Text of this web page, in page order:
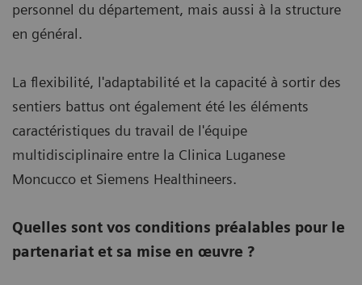
personnel du département, mais aussi à la structure
en général.
La flexibilité, l'adaptabilité et la capacité à sortir des
sentiers battus ont également été les éléments
caractéristiques du travail de l'équipe
multidisciplinaire entre la Clinica Luganese
Moncucco et Siemens Healthineers.
Quelles sont vos conditions préalables pour le
partenariat et sa mise en œuvre ?